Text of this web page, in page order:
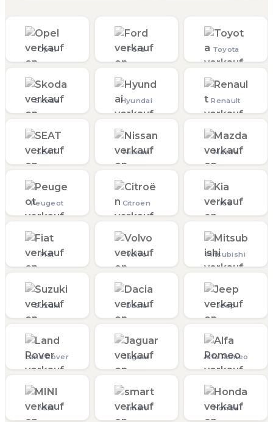
Opel Ford Toyota
Skoda Hyundai Renault
SEAT Nissan Mazda
Peugeot Citroën Kia
Fiat Volvo Mitsubishi
Suzuki Dacia Jeep
Land Rover Jaguar Alfa Romeo
MINI smart Honda